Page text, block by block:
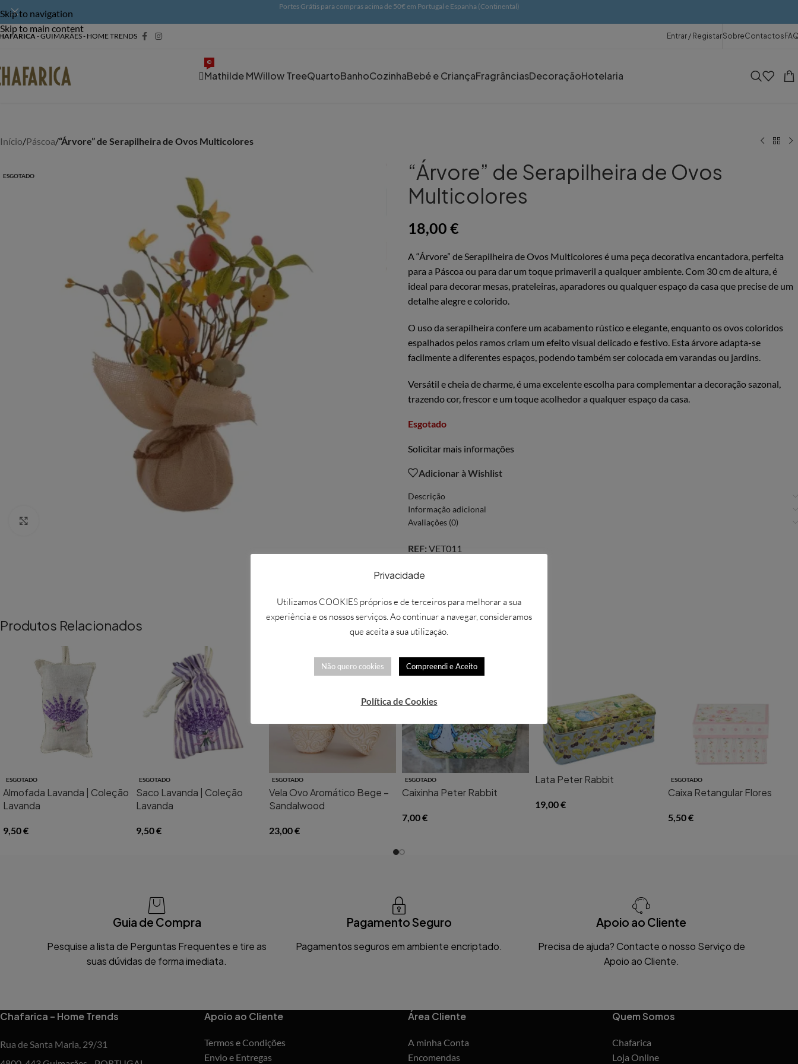
Skip to navigation
Skip to main content
Portes Grátis para compras acima de 50€ em Portugal e Espanha (Continental)
- GUIMARÃES - HOME TRENDS Entrar / RegistarSobreContactos
Mathilde M
©
Willow TreeQuartoBanhoCozinhaBebé e CriançaFragrânciasDecoraçãoHotelaria
Início/Páscoa/“Árvore” de Serapilheira de Ovos Multicolores
ESGOTADO
“Árvore” de Serapilheira de Ovos
Multicolores
18,00 €
A “Árvore” de Serapilheira de Ovos Multicolores é uma peça decorativa encantadora, perfeita
para a Páscoa ou para dar um toque primaveril a qualquer ambiente. Com 30 cm de altura, é
ideal para decorar mesas, prateleiras, aparadores ou qualquer espaço da casa que precise de um
detalhe alegre e colorido.
O uso da serapilheira confere um acabamento rústico e elegante, enquanto os ovos coloridos
espalhados pelos ramos criam um efeito visual delicado e festivo. Esta árvore adapta-se
facilmente a diferentes espaços, podendo também ser colocada em varandas ou jardins.
Versátil e cheia de charme, é uma excelente escolha para complementar a decoração sazonal,
trazendo cor, frescor e um toque acolhedor a qualquer espaço da casa.
Esgotado
Solicitar mais informações
Adicionar à Wishlist
Descrição
Informação adicional
Avaliações (0)
REF: VET011
Produtos Relacionados
ESGOTADO
Almofada Lavanda | Coleção
Lavanda
9,50€
ESGOTADO
Saco Lavanda | Coleção
Lavanda
9,50€
ESGOTADO
Vela Ovo Aromático Bege –
Sandalwood
23,00€
ESGOTADO
Caixinha Peter Rabbit
7,00€
Lata Peter Rabbit
19,00€
ESGOTADO
Caixa Retangular Flores
5,50€
Guia de Compra
Pesquise a lista de Perguntas Frequentes e tire as
suas dúvidas de forma imediata.
Pagamento Seguro
Pagamentos seguros em ambiente encriptado.
Apoio ao Cliente
Precisa de ajuda? Contacte o nosso Serviço de
Apoio ao Cliente.
Chafarica – Home Trends
Rua de Santa Maria, 29/31
Apoio ao Cliente
Termos e Condições
Envio e Entregas
Área Cliente
A minha Conta
Encomendas
Quem Somos
Chafarica
Loja Online
Privacidade
Utilizamos COOKIES próprios e de terceiros para melhorar a sua
experiência e os nossos serviços. Ao continuar a navegar, consideramos
que aceita a sua utilização.
Não quero cookies Compreendi e Aceito
Política de Cookies